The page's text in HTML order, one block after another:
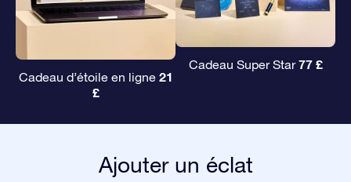
Cadeau d’étoile en ligne 21
£
Cadeau Super Star77 £
Ajouter un éclat